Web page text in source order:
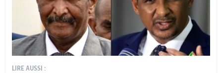
LIRE AUSSI :